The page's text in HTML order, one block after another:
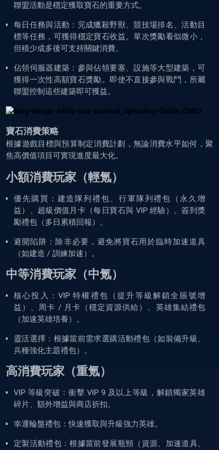
聯盟活動是穩定獲取寶石的重要方式。
每日任務與活動：完成獵殺野獸、競技場排名、活動目
標等任務，可獲得穩定寶石收益。單次獎勵看似微小，
但積少成多後可支持關鍵消費。
佔領伺服器建築：參與佔領要塞、設施等大型建築，可
獲得一次性高額寶石獎勵。即使不直接參與戰鬥，所屬
聯盟控制這些建築即可獲益。
寶石消費策略
根據遊戲目標與預算制定消費計劃，無論消費水平如何，聚
焦高價值項目可實現進度最大化。
小額消費玩家（輕氪）
優先購買：建造隊列禮包、行軍隊列禮包（永久增
益）、超級價值月卡（每日寶石與 VIP 經驗）、簽到獎
勵禮包（多日累積回報）。
避開陷阱：除非必要，避免將寶石用於臨時加速道具
（如建造 / 訓練加速）。
中等消費玩家（中氪）
核心投入：VIP 特權禮包（提升等級解鎖全賬號增
益）、周卡 / 月卡（穩定資源供給）、英雄集結禮包
（加速英雄培養）。
靈活選擇：根據當前需求選購活動禮包（如裝備升級、
兵種強化主題禮包）。
高消費玩家（重氪）
VIP 等級突破：衝擊 VIP 9 及以上等級，解鎖獨家英雄
碎片、額外增益與商店折扣。
幸運輪盤禮包：快速獲取與升級強力英雄。
定製活動禮包：根據當前發展瓶頸（資源、加速道具、